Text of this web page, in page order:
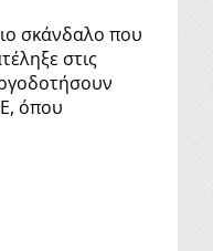
σκάνδαλο που
στις
όπου